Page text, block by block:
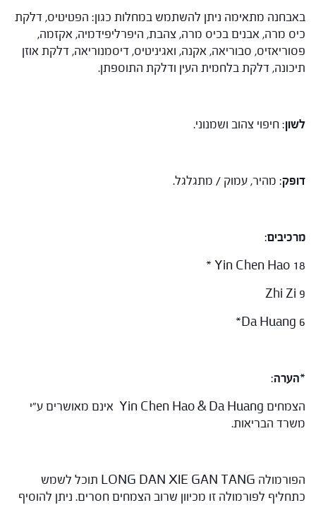
באבחנה מתאימה ניתן להשתמש במחלות כגון: הפטיטיס, דלקת
כיס מרה, אבנים בכיס מרה, צהבת, היפרליפידמיה, אקזמה,
פסוריאזיס, סבוריאה, אקנה, ואגיניטיס, דיסמנוריאה, דלקת אוזן
תיכונה, דלקת בלחמית העין ודלקת התוספתן.
לשון: חיפוי צהוב ושמנוני.
דופק: מהיר, עמוק / מתגלגל.
מרכיבים:
Yin Chen Hao 18 *
Zhi Zi 9
Da Huang 6*
*הערה:
הצמחים Yin Chen Hao & Da Huang אינם מאושרים ע"י
משרד הבריאות.
הפורמולה LONG DAN XIE GAN TANG תוכל לשמש
כתחליף לפורמולה זו מכיוון שרוב הצמחים חסרים. ניתן להוסיף